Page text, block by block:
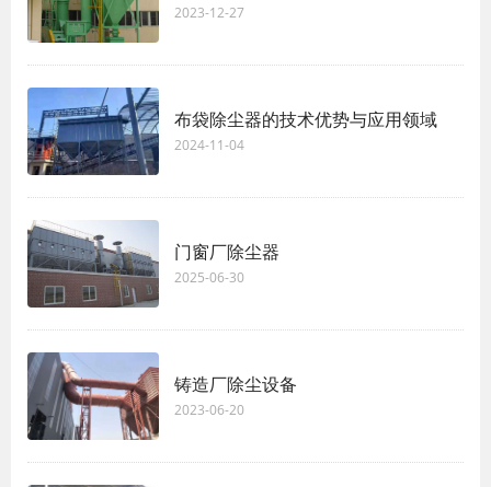
2023-12-27
布袋除尘器的技术优势与应用领域
2024-11-04
门窗厂除尘器
2025-06-30
铸造厂除尘设备
2023-06-20